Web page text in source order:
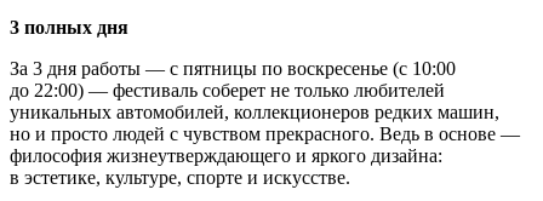
3 полных дня
За 3 дня работы — с пятницы по воскресенье (с 10:00
до 22:00) — фестиваль соберет не только любителей
уникальных автомобилей, коллекционеров редких машин,
но и просто людей с чувством прекрасного. Ведь в основе —
философия жизнеутверждающего и яркого дизайна:
в эстетике, культуре, спорте и искусстве.